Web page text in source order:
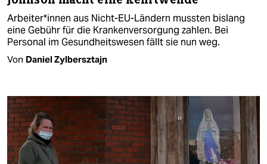
Arbeiter*innen aus Nicht-EU-Ländern mussten bislang
eine Gebühr für die Krankenversorgung zahlen. Bei
Personal im Gesundheitswesen fällt sie nun weg.
Von Daniel Zylbersztajn